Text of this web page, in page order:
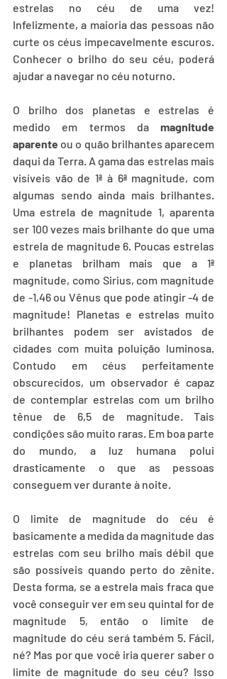
estrelas no céu de uma vez!
Infelizmente, a maioria das pessoas não
curte os céus impecavelmente escuros.
Conhecer o brilho do seu céu, poderá
ajudar a navegar no céu noturno.
O brilho dos planetas e estrelas é
medido em termos da magnitude
aparente ou o quão brilhantes aparecem
daqui da Terra. A gama das estrelas mais
visíveis vão de 1ª à 6ª magnitude, com
algumas sendo ainda mais brilhantes.
Uma estrela de magnitude 1, aparenta
ser 100 vezes mais brilhante do que uma
estrela de magnitude 6. Poucas estrelas
e planetas brilham mais que a 1ª
magnitude, como Sirius, com magnitude
de -1,46 ou Vênus que pode atingir -4 de
magnitude! Planetas e estrelas muito
brilhantes podem ser avistados de
cidades com muita poluição luminosa.
Contudo em céus perfeitamente
obscurecidos, um observador é capaz
de contemplar estrelas com um brilho
tênue de 6,5 de magnitude. Tais
condições são muito raras. Em boa parte
do mundo, a luz humana polui
drasticamente o que as pessoas
conseguem ver durante à noite.
O limite de magnitude do céu é
basicamente a medida da magnitude das
estrelas com seu brilho mais débil que
são possíveis quando perto do zênite.
Desta forma, se a estrela mais fraca que
você conseguir ver em seu quintal for de
magnitude 5, então o limite de
magnitude do céu será também 5. Fácil,
né? Mas por que você iria querer saber o
limite de magnitude do seu céu? Isso